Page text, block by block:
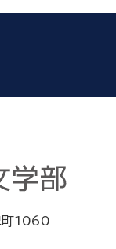
町1060